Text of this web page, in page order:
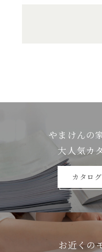
やまけんの
⼤⼈気カ
カタロ
お近くの